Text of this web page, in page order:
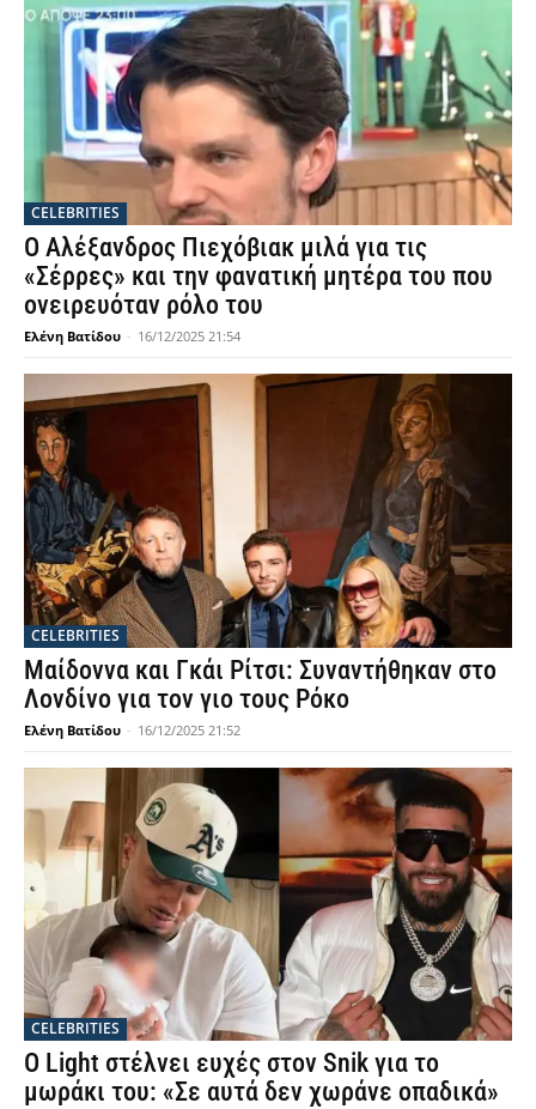
CELEBRITIES
Ο Αλέξανδρος Πιεχόβιακ μιλά για τις
«Σέρρες» και την φανατική μητέρα του που
ονειρευόταν ρόλο του
Ελένη Βατίδου - 16/12/2025 21:54
CELEBRITIES
Μαίδοννα και Γκάι Ρίτσι: Συναντήθηκαν στο
Λονδίνο για τον γιο τους Ρόκο
Ελένη Βατίδου - 16/12/2025 21:52
CELEBRITIES
Ο Light στέλνει ευχές στον Snik για το
μωράκι του: «Σε αυτά δεν χωράνε οπαδικά»